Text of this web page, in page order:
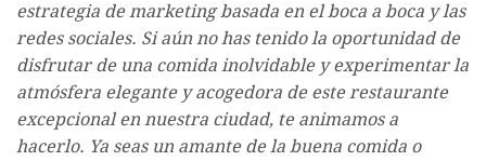
estrategia de marketing basada en el boca a boca y las
redes sociales. Si aún no has tenido la oportunidad de
disfrutar de una comida inolvidable y experimentar la
atmósfera elegante y acogedora de este restaurante
excepcional en nuestra ciudad, te animamos a
hacerlo. Ya seas un amante de la buena comida o